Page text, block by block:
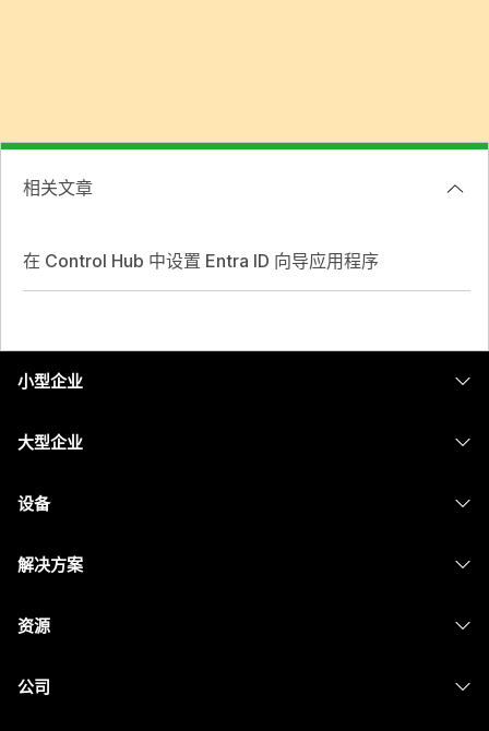
相关文章
在 Control Hub 中设置 Entra ID 向导应用程序
小型企业
大型企业
设备
解决方案
资源
公司